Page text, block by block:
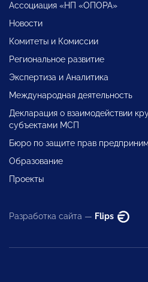
Ассоциация «НП «ОПОРА»
Новости
Комитеты и Комиссии
Региональное развитие
Экспертиза и Аналитика
Международная деятельность
Декларация о взаимодействии
субъектами МСП
Бюро по защите прав
Образование
Проекты
Разработка сайта — Flips